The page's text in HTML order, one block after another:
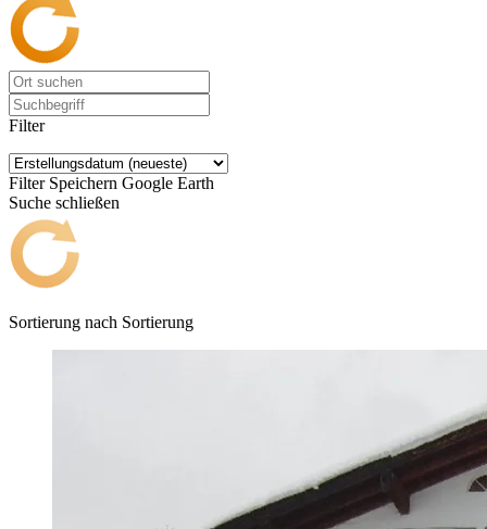
Filter
Filter Speichern Google Earth
Suche schließen
Sortierung nach Sortierung